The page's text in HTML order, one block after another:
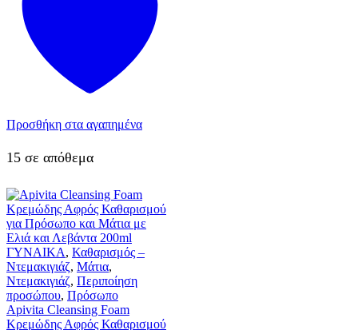
Προσθήκη στα αγαπημένα
15 σε απόθεμα
ΓΥΝΑΙΚΑ, Καθαρισμός –
Ντεμακιγιάζ, Μάτια,
Ντεμακιγιάζ, Περιποίηση
προσώπου, Πρόσωπο
Apivita Cleansing Foam
Κρεμώδης Αφρός Καθαρισμού